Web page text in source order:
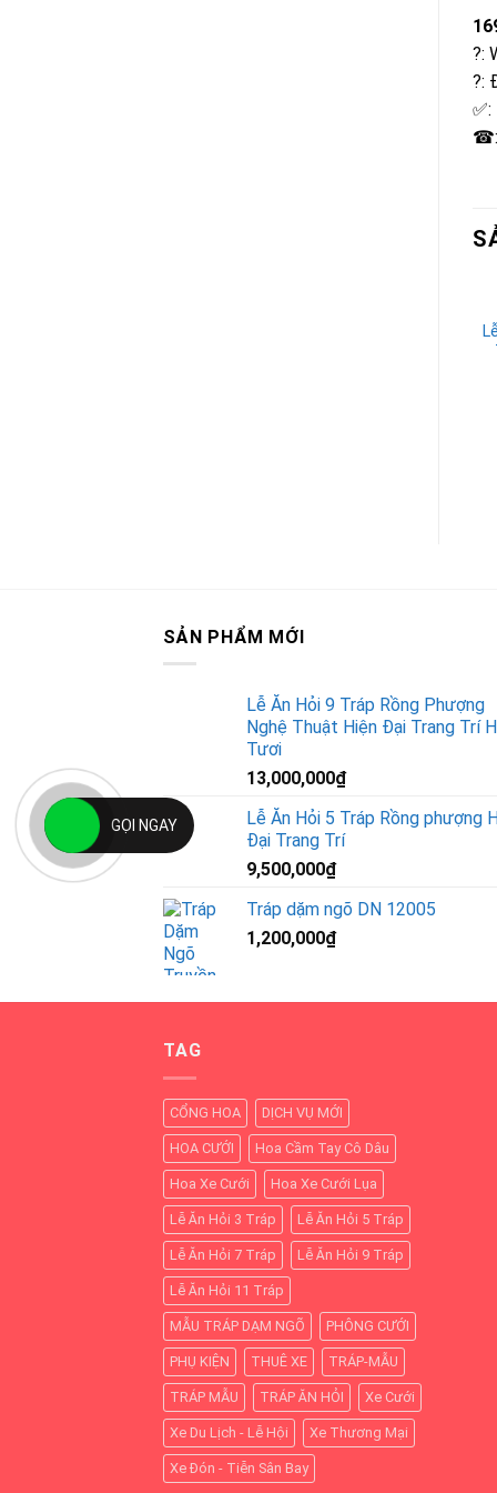
?:
?:
☎:
SẢN PHẨM MỚI
Lễ Ăn Hỏi 9 Tráp Rồng Phượng
Nghệ Thuật Hiện Đại Trang Trí
Tươi
13,000,000₫
Lễ Ăn Hỏi 5 Tráp Rồng phượng
Đại Trang Trí
9,500,000₫
Tráp dặm ngõ DN 12005
1,200,000₫
TAG
CỔNG HOA DỊCH VỤ MỚI
HOA CƯỚI Hoa Cầm Tay Cô Dâu
Hoa Xe Cưới Hoa Xe Cưới Lụa
Lễ Ăn Hỏi 3 Tráp Lễ Ăn Hỏi 5 Tráp
Lễ Ăn Hỏi 7 Tráp Lễ Ăn Hỏi 9 Tráp
Lễ Ăn Hỏi 11 Tráp
MẪU TRÁP DẠM NGÕ PHÔNG CƯỚI
PHỤ KIỆN THUÊ XE TRÁP-MẪU
TRÁP MẪU TRÁP ĂN HỎI Xe Cưới
Xe Du Lịch - Lễ Hội Xe Thương Mại
Xe Đón - Tiễn Sân Bay
GỌI NGAY